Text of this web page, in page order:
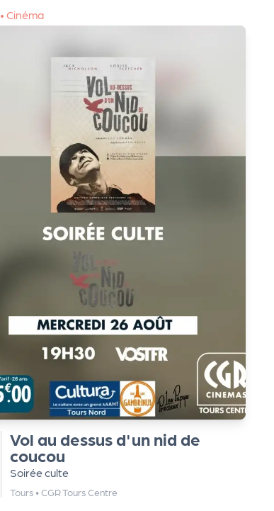
• Cinéma
Vol au dessus d'un nid de
coucou
Soirée culte
Tours •CGR Tours Centre